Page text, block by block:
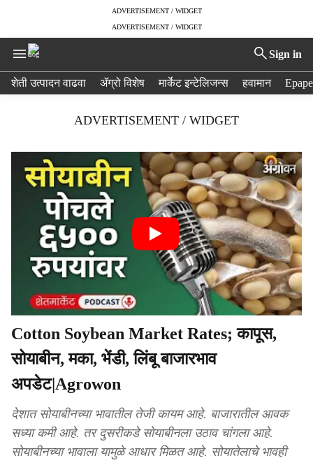
ADVERTISEMENT / WIDGET
ADVERTISEMENT / WIDGET
Sign in
e
शेती उत्पादन वाढवा ॲग्रो विशेष मार्केट इन्टेलिजन्स हवामान
ADVERTISEMENT / WIDGET
Cotton Soybean Market Rates; कापूस,
सोयाबीन, मका, भेंडी, लिंबू बाजारभाव
अपडेट|Agrowon
देशात सोयाबीनच्या भावातील तेजी कायम आहे. बाजारातील आवक
सध्या कमी आहे. तर दुसरीकडे सोयाबीनला उठाव चांगला आहे.
सोयाबीनच्या भावाला यामुळे आधार मिळत आहे. सोयातेलाचे भावही